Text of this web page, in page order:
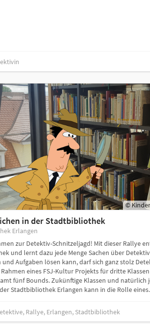
©
in der Stadtbibliothek
Erlangen
zur Detektiv-Schnitzeljagd! Mit dieser Rallye
und lernt dazu jede Menge Sachen über
und Aufgaben lösen kann, darf sich ganz stolz
eines FSJ-Kultur Projekts für dritte
fünf Bounds. Zukünftige Klassen und natürlich
Stadtbibliothek Erlangen kann in die Rolle
Rallye, Erlangen, Stadtbibliothek